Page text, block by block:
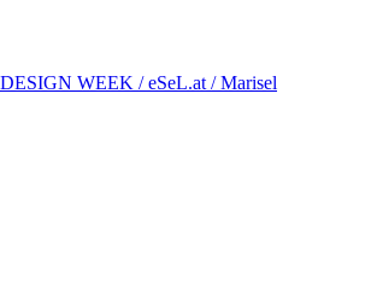
WEEK / eSeL.at / Marisel